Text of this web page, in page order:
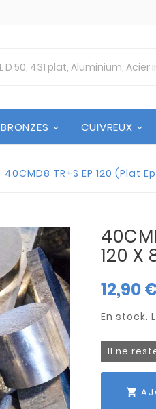
BRONZES CUIVREUX
40CMD8 TR+S EP 120 (Plat
120 X
12,90
Il ne
